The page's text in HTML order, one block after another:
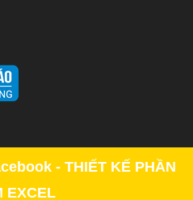
Theme by OceanWP
- THIẾT KẾ PHẦN
EXCEL